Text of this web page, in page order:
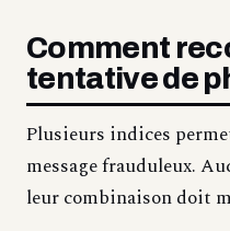
Comment
tentative de
Plusieurs indices
message frauduleux.
leur combinaison doit